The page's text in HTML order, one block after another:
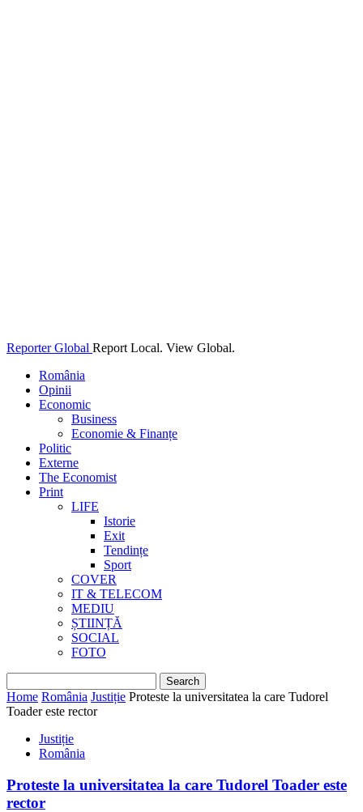
Reporter Global Report Local. View Global.
România
Opinii
Economic
Business
Economie & Finanțe
Politic
Externe
The Economist
Print
LIFE
Istorie
Exit
Tendințe
Sport
COVER
IT & TELECOM
MEDIU
ȘTIINȚĂ
SOCIAL
FOTO
Home România Justiție Proteste la universitatea la care Tudorel
Toader este rector
Justiție
România
Proteste la universitatea la care Tudorel Toader este
rector